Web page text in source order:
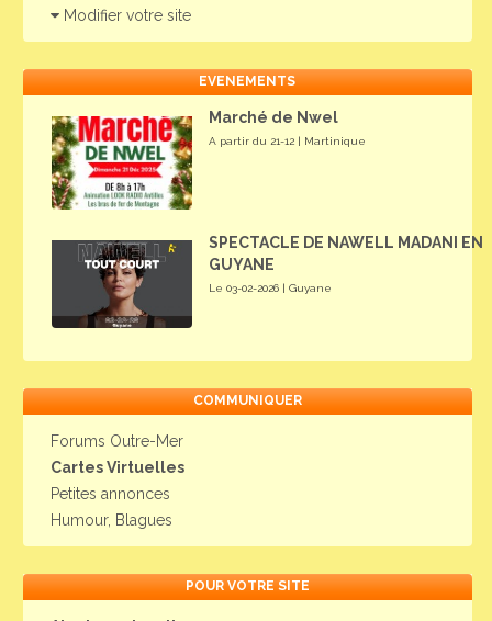
Modifier votre site
EVENEMENTS
Marché de Nwel
A partir du 21-12 | Martinique
SPECTACLE DE NAWELL MADANI EN
GUYANE
Le 03-02-2026 | Guyane
COMMUNIQUER
Forums Outre-Mer
Cartes Virtuelles
Petites annonces
Humour, Blagues
POUR VOTRE SITE